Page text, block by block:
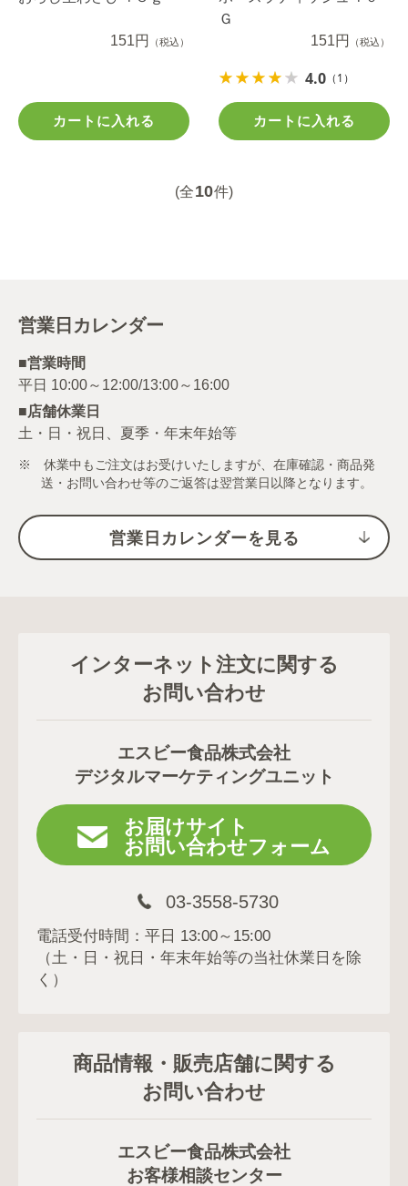
151円 （税込）
カートに入れる
Ｇ
151円
（税込）
4.0 （1）
カートに入れる
(全10件)
営業日カレンダー
■営業時間
■店舗休業日
土・日・祝日、夏季・年末年始等
※ 休業中もご注文はお受けいたしますが、在庫確認・商品発
送・お問い合わせ等のご返答は翌営業日以降となります。
営業日カレンダーを見る
インターネット注文に関する
お問い合わせ
エスビー食品株式会社
デジタルマーケティングユニット
お届けサイト
お問い合わせフォーム
03-3558-5730
電話受付時間：平日 13:00～15:00
（土・日・祝日・年末年始等の当社休業日を除
く）
商品情報・販売店舗に関する
お問い合わせ
エスビー食品株式会社
お客様相談センター